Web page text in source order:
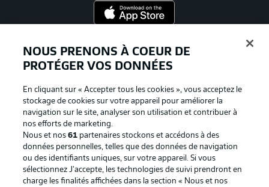
La publicité Conditions d’utilisation des
NOUS PRENONS À COEUR DE
PROTÉGER VOS DONNÉES
En cliquant sur « Accepter tous les cookies », vous acceptez le
stockage de cookies sur votre appareil pour améliorer la
navigation sur le site, analyser son utilisation et contribuer à
nos efforts de marketing.
Nous et nos61 partenaires stockons et accédons à des
données personnelles, telles que des données de navigation
ou des identifiants uniques, sur votre appareil. Si vous
sélectionnez J'accepte, les technologies de suivi prendront en
charge les finalités affichées dans la section « Nous et nos